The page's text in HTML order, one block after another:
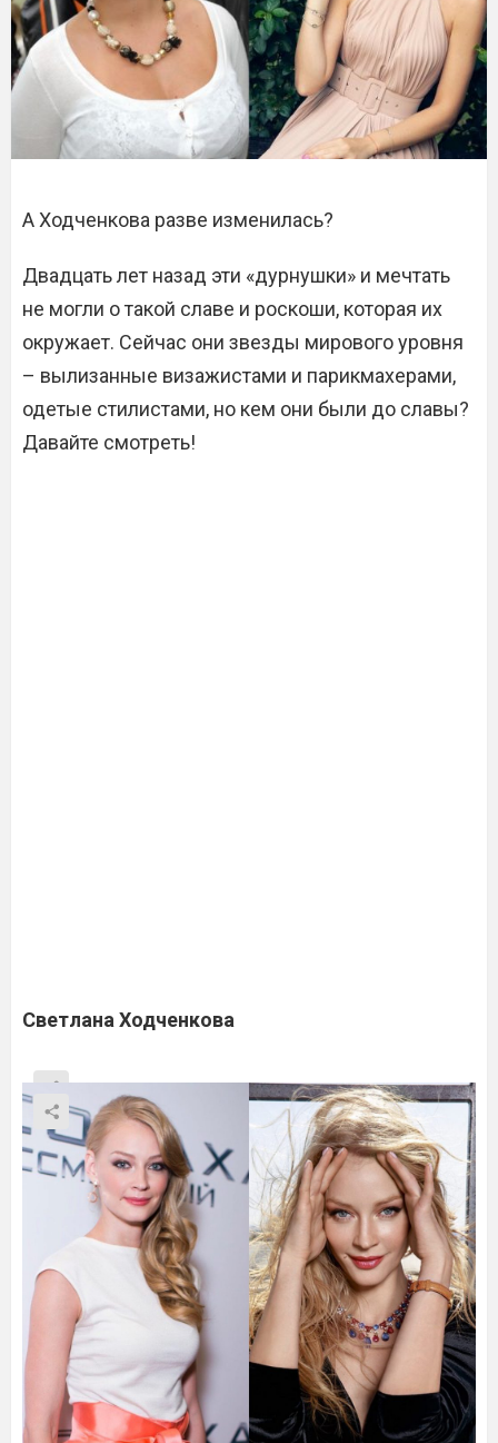
А Ходченкова разве изменилась?
Двадцать лет назад эти «дурнушки» и мечтать
не могли о такой славе и роскоши, которая их
окружает. Сейчас они звезды мирового уровня
– вылизанные визажистами и парикмахерами,
одетые стилистами, но кем они были до славы?
Давайте смотреть!
Светлана Ходченкова